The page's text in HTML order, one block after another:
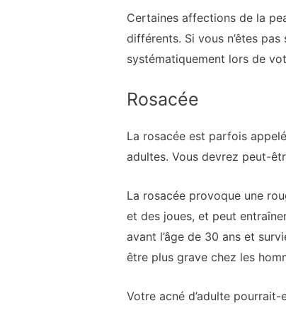
Certaines affections de la
différents. Si vous n’êtes
systématiquement lors de
Rosacée
La rosacée est parfois
adultes. Vous devrez peut-
La rosacée provoque une
et des joues, et peut
avant l’âge de 30 ans et
être plus grave chez les
Votre acné d’adulte